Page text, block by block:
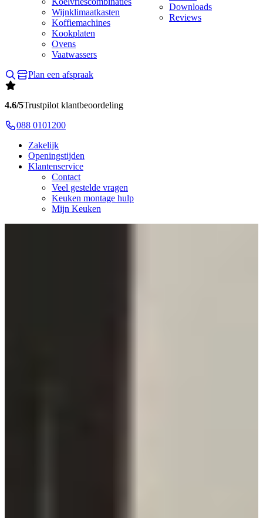
Wijnklimaatkasten
Koffiemachines
Kookplaten
Ovens
Vaatwassers
Downloads
Reviews
Plan een afspraak
4.6/5Trustpilot klantbeoordeling
088 0101200
Zakelijk
Openingstijden
Klantenservice
Contact
Veel gestelde vragen
Keuken montage hulp
Mijn Keuken